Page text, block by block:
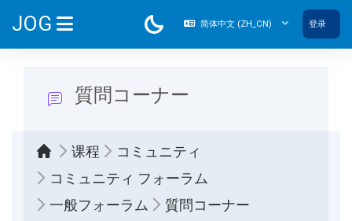
JOG 简体中文 ‎(ZH_CN)‎ 登录
質問コーナー
课程
コミュニティ
コミュニティ フォーラム
一般フォーラム
質問コーナー